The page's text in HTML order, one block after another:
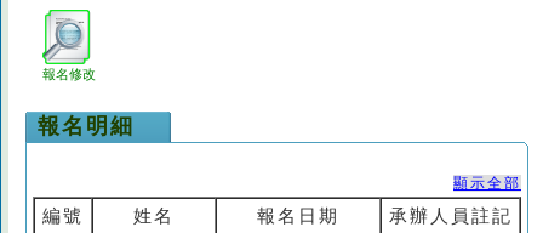
報名修改
報名明細
顯示全部
編號 姓名 報名日期 承辦人員註記